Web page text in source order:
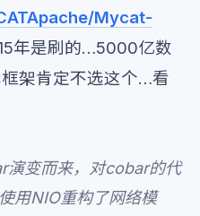
Mycat-
年是刷的…5000亿数
架肯定不选这个…看
演变而来，对cobar的代
用NIO重构了网络模